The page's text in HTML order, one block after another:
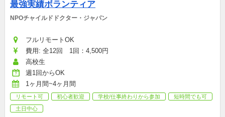
最強実績ボランティア
NPOチャイルドドクター・ジャパン
フルリモートOK
費用: 全12回　1回：4,500円
高校生
週1回からOK
1ヶ月間~4ヶ月間
リモート可 初心者歓迎 学校/仕事終わりから参加
短時間でも可
土日中心